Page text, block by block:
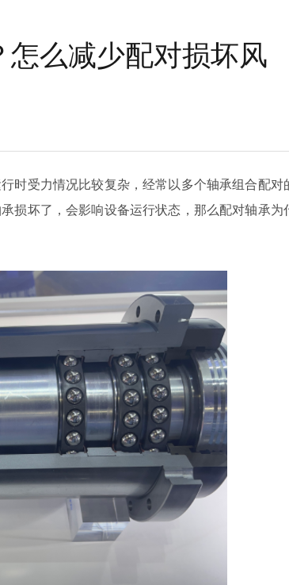
么减少配对损坏风
时受力情况比较复杂，经常以多个轴承组合配对
损坏了，会影响设备运行状态，那么配对轴承为